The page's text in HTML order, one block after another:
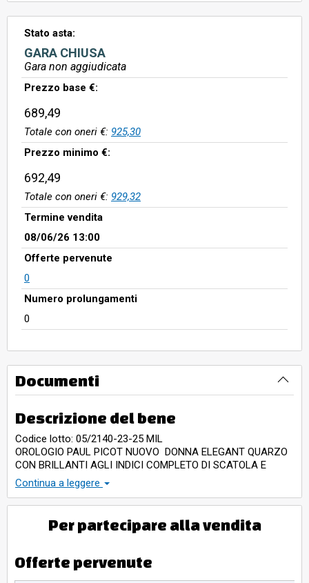
Stato asta:
GARA CHIUSA
Gara non aggiudicata
Prezzo base €:
689,49
Totale con oneri €: 925,30
Prezzo minimo €:
692,49
Totale con oneri €: 929,32
Termine vendita
08/06/26 13:00
Offerte pervenute
0
Numero prolungamenti
0
Documenti
Descrizione del bene
Codice lotto: 05/2140-23-25 MIL
OROLOGIO PAUL PICOT NUOVO DONNA ELEGANT QUARZO
CON BRILLANTI AGLI INDICI COMPLETO DI SCATOLA E
GARANZIA UFFICIALE DUE ANNI DALLA DATA DI
AGGIUDICAZIONE
Continua a leggere
Per partecipare alla vendita
Offerte pervenute